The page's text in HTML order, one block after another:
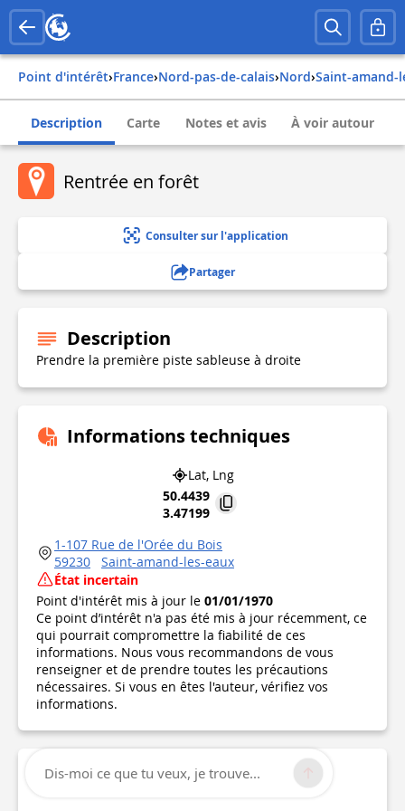
Point d'intérêt› france› nord-pas-de-calais› nord› saint-amand-
Description Carte Notes et avis À voir autour
Rentrée en forêt
Consulter sur l'application
Partager
Description
Prendre la première piste sableuse à droite
Informations techniques
Lat, Lng
50.4439
3.47199
1-107 Rue de l'Orée du Bois
59230
Saint-amand-les-eaux
État incertain
Point d'intérêt mis à jour le 01/01/1970
Ce point d’intérêt n'a pas été mis à jour récemment, ce
qui pourrait compromettre la fiabilité de ces
informations. Nous vous recommandons de vous
renseigner et de prendre toutes les précautions
nécessaires. Si vous en êtes l'auteur, vérifiez vos
informations.
Dis-moi ce que tu veux, je trouve...